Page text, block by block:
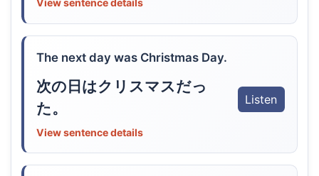
View sentence details
The next day was Christmas Day.
次の日はクリスマスだっ
た。
Listen
View sentence details